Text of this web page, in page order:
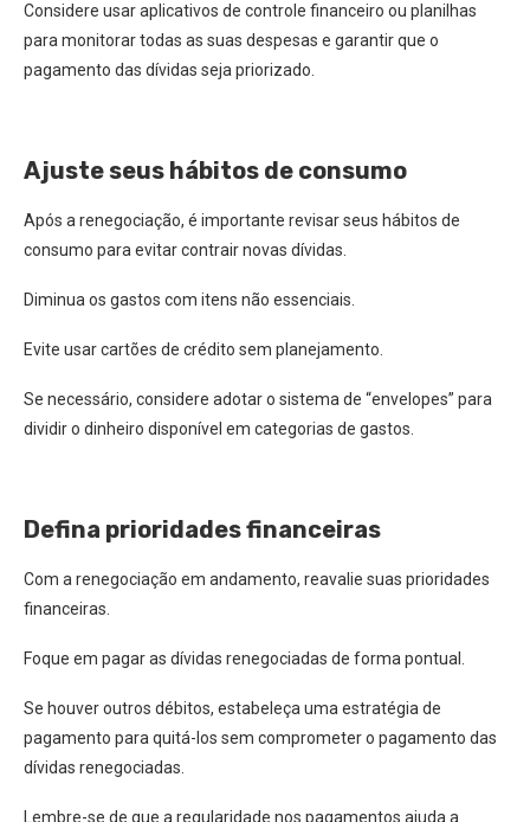
Considere usar aplicativos de controle financeiro ou planilhas
para monitorar todas as suas despesas e garantir que o
pagamento das dívidas seja priorizado.
Ajuste seus hábitos de consumo
Após a renegociação, é importante revisar seus hábitos de
consumo para evitar contrair novas dívidas.
Diminua os gastos com itens não essenciais.
Evite usar cartões de crédito sem planejamento.
Se necessário, considere adotar o sistema de “envelopes” para
dividir o dinheiro disponível em categorias de gastos.
Defina prioridades financeiras
Com a renegociação em andamento, reavalie suas prioridades
financeiras.
Foque em pagar as dívidas renegociadas de forma pontual.
Se houver outros débitos, estabeleça uma estratégia de
pagamento para quitá-los sem comprometer o pagamento das
dívidas renegociadas.
Lembre-se de que a regularidade nos pagamentos ajuda a